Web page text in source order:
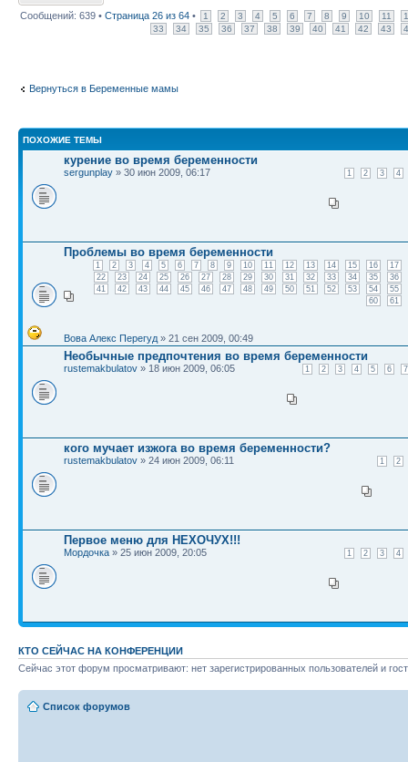
Сообщений: 639 • Страница 26 из 64 • 1 2 3 4 5 6 7 8 9 10 11
33
34 35 36 37 38 39 40 41 42 43
Вернуться в Беременные мамы
ПОХОЖИЕ ТЕМЫ
курение во время беременности
1 2 3 4
sergunplay » 30 июн 2009, 06:17
Проблемы во время беременности
1 2 3 4 5 6 7 8 9 10 11 12 13 14 15 16
17
22
23 24 25 26 27 28 29 30 31 32 33 34 35
36
41
42 43 44 45 46 47 48 49 50 51 52 53 54
55
60
61
Вова Алекс Перегуд » 21 сен 2009, 00:49
Необычные предпочтения во время беременности
1 2 3 4 5 6 7
rustemakbulatov » 18 июн 2009, 06:05
кого мучает изжога во время беременности?
1 2
rustemakbulatov » 24 июн 2009, 06:11
Первое меню для НЕХОЧУХ!!!
1 2 3 4
Мордочка » 25 июн 2009, 20:05
КТО СЕЙЧАС НА КОНФЕРЕНЦИИ
Сейчас этот форум просматривают: нет зарегистрированных пользователей и
Список форумов